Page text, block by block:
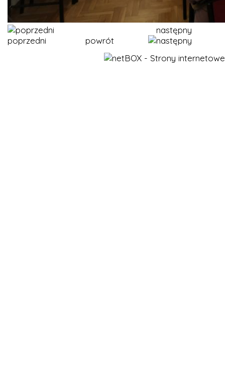
poprzedni powrót
następny